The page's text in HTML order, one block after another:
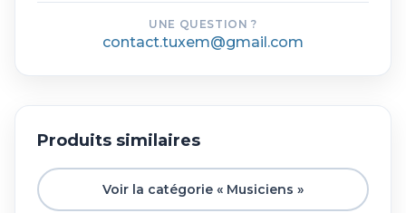
UNE QUESTION ?
contact.tuxem@gmail.com
Produits similaires
Voir la catégorie « Musiciens »